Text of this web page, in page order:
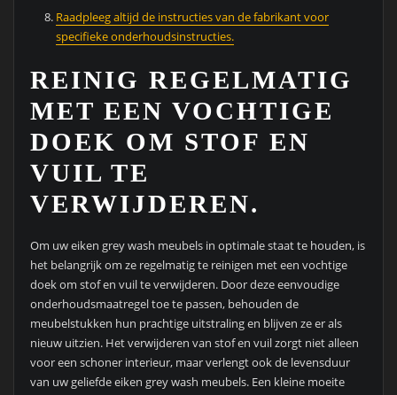
Raadpleeg altijd de instructies van de fabrikant voor
specifieke onderhoudsinstructies.
REINIG REGELMATIG
MET EEN VOCHTIGE
DOEK OM STOF EN
VUIL TE
VERWIJDEREN.
Om uw eiken grey wash meubels in optimale staat te houden, is
het belangrijk om ze regelmatig te reinigen met een vochtige
doek om stof en vuil te verwijderen. Door deze eenvoudige
onderhoudsmaatregel toe te passen, behouden de
meubelstukken hun prachtige uitstraling en blijven ze er als
nieuw uitzien. Het verwijderen van stof en vuil zorgt niet alleen
voor een schoner interieur, maar verlengt ook de levensduur
van uw geliefde eiken grey wash meubels. Een kleine moeite